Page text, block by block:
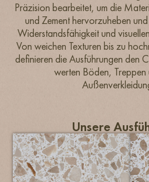
Präzision bearbeitet, um die
und Zement hervorzuheben
Widerstandsfähigkeit und
Von weichen Texturen bis zu
definieren die Ausführungen den
werten Böden,
Unsere